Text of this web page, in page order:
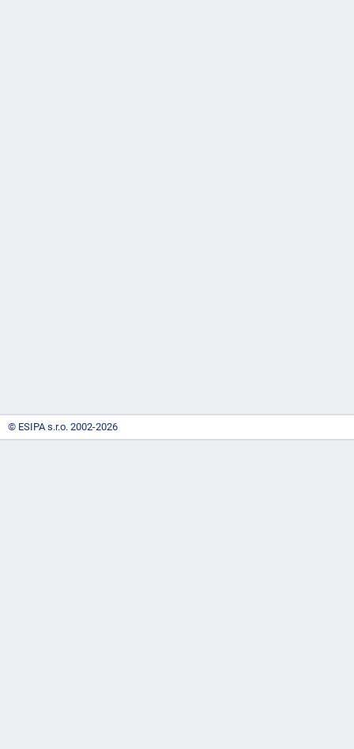
© ESIPA s.r.o. 2002-2026